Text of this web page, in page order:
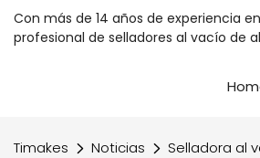
Con más de 14 años de experiencia
profesional de selladores al vacío de
Timakes Noticias Selladora al